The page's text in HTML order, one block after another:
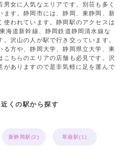
男女に人気なエリアです。別荘も多く
ます。静岡市には、静岡、東静岡、新
使われています。静岡駅のアクセスは
海道新幹線、静岡鉄道静岡清水線な
。沢山の人が駅で行き交っています。
る方や、静岡大学、静岡県立大学、東
こちらのエリアの店舗も必見です。沢
がありますので是非気軽に足を運んで
近くの駅から探す
新静岡駅(2) 草薙駅(1)